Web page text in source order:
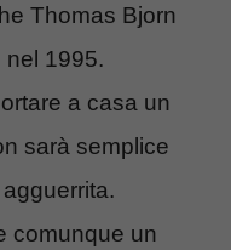
Thomas Bjorn
nel 1995.
a casa un
sarà semplice
comunque un